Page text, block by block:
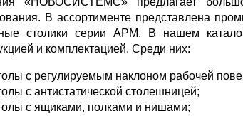
В ассортименте представлена
столики серии АРМ. В нашем
и комплектацией. Среди них:
с регулируемым наклоном рабочей
с антистатической столешницей;
с ящиками, полками и нишами;